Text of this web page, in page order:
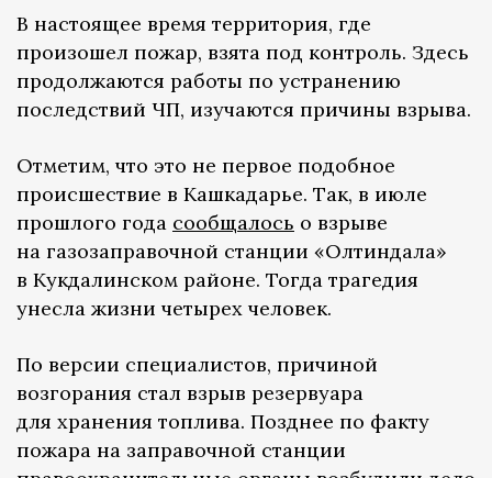
В настоящее время территория, где
произошел пожар, взята под контроль. Здесь
продолжаются работы по устранению
последствий ЧП, изучаются причины взрыва.
Отметим, что это не первое подобное
происшествие в Кашкадарье. Так, в июле
прошлого года сообщалось о взрыве
на газозаправочной станции «Олтиндала»
в Кукдалинском районе. Тогда трагедия
унесла жизни четырех человек.
По версии специалистов, причиной
возгорания стал взрыв резервуара
для хранения топлива. Позднее по факту
пожара на заправочной станции